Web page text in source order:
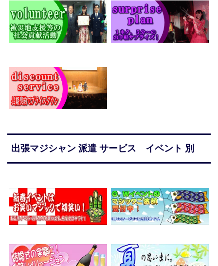
出張マジシャン 派遣 サービス イベント 別